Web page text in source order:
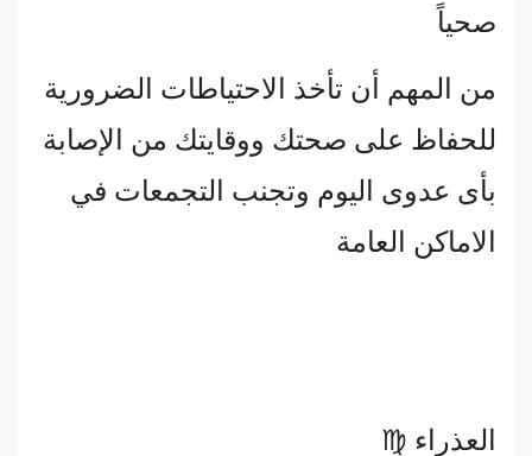
صحياً
من المهم أن تأخذ الاحتياطات الضرورية
للحفاظ على صحتك ووقايتك من الإصابة
بأى عدوى اليوم وتجنب التجمعات في
الاماكن العامة
العذراء ♍